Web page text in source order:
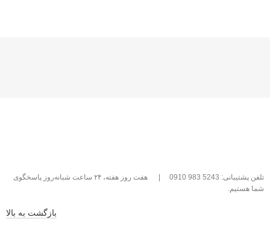
تلفن پشتیبانی: 5243 983 0910
هفت روز هفته، ۲۴ ساعت شبانه‌روز پاسخگوی
شما هستیم.
بازگشت به بالا